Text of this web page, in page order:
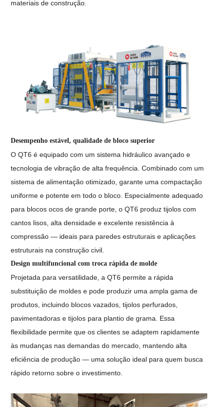
materiais de construção.
Desempenho estável, qualidade de bloco superior
O QT6 é equipado com um sistema hidráulico avançado e
tecnologia de vibração de alta frequência. Combinado com um
sistema de alimentação otimizado, garante uma compactação
uniforme e potente em todo o bloco. Especialmente adequado
para blocos ocos de grande porte, o QT6 produz tijolos com
cantos lisos, alta densidade e excelente resistência à
compressão — ideais para paredes estruturais e aplicações
estruturais na construção civil.
Design multifuncional com troca rápida de molde
Projetada para versatilidade, a QT6 permite a rápida
substituição de moldes e pode produzir uma ampla gama de
produtos, incluindo blocos vazados, tijolos perfurados,
pavimentadoras e tijolos para plantio de grama. Essa
flexibilidade permite que os clientes se adaptem rapidamente
às mudanças nas demandas do mercado, mantendo alta
eficiência de produção — uma solução ideal para quem busca
rápido retorno sobre o investimento.